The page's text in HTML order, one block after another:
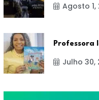
Agosto 1,
Professora
Julho 30,